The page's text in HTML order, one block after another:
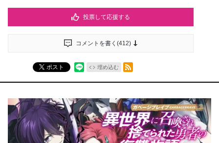
投票して応援する
コメントを書く(412)
ポスト 埋め込む
RSSフィード